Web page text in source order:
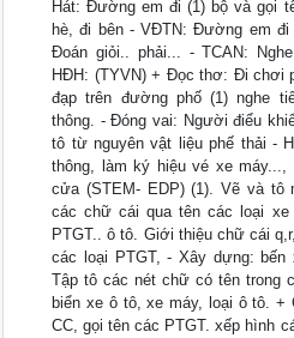
Hát: Đường em đi (1) bộ và gọi
hè, đi bên - VĐTN: Đường em
Đoán giỏi.. phải... - TCAN:
HĐH: (TYVN) + Đọc thơ: Đi chơi
đạp trên đường phố (1) nghe
thông. - Đóng vai: Người điểu
tô từ nguyên vật liệu phế thải -
thông, làm ký hiệu vé xe
cửa (STEM- EDP) (1). Vẽ và tô
các chữ cái qua tên các loại
PTGT.. ô tô. Giới thiệu chữ cái
các loại PTGT, - Xây dựng:
Tập tô các nét chữ có tên trong
biển xe ô tô, xe máy, loại ô tô. +
CC, gọi tên các PTGT. xếp hình